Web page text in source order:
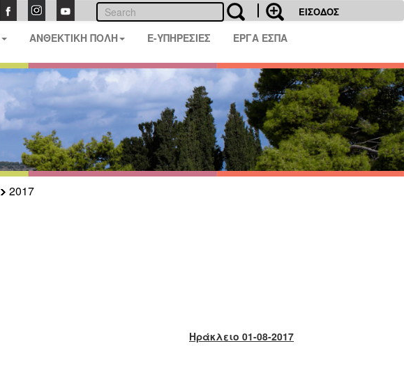
ΕΙΣΟΔΟΣ
ΑΝΘΕΚΤΙΚΗ ΠΟΛΗ E-ΥΠΗΡΕΣΙΕΣ ΕΡΓΑ ΕΣΠΑ
2017
Ηράκλειο 01-08-2017